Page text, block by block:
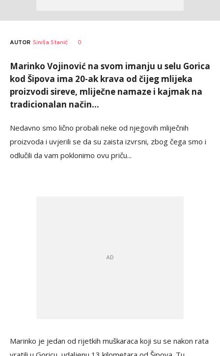
AUTOR Siniša Stanić 0
Marinko Vojinović na svom imanju u selu Gorica
kod Šipova ima 20-ak krava od čijeg mlijeka
proizvodi sireve, mliječne namaze i kajmak na
tradicionalan način...
Nedavno smo lično probali neke od njegovih mliječnih
proizvoda i uvjerili se da su zaista izvrsni, zbog čega smo i
odlučili da vam poklonimo ovu priču...
Marinko je jedan od rijetkih muškaraca koji su se nakon rata